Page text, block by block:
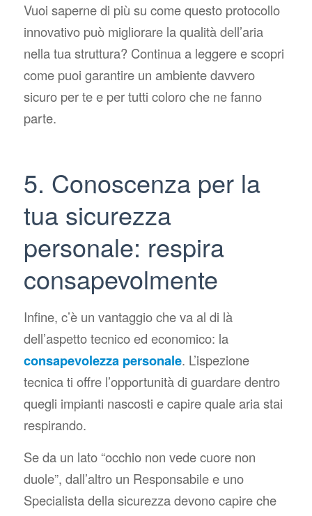
Vuoi saperne di più su come questo protocollo
innovativo può migliorare la qualità dell’aria
nella tua struttura? Continua a leggere e scopri
come puoi garantire un ambiente davvero
sicuro per te e per tutti coloro che ne fanno
parte.
5. Conoscenza per la
tua sicurezza
personale: respira
consapevolmente
Infine, c’è un vantaggio che va al di là
dell’aspetto tecnico ed economico: la
consapevolezza personale. L’ispezione
tecnica ti offre l’opportunità di guardare dentro
quegli impianti nascosti e capire quale aria stai
respirando.
Se da un lato “occhio non vede cuore non
duole”, dall’altro un Responsabile e uno
Specialista della sicurezza devono capire che